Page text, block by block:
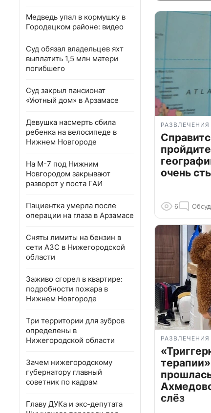
Медведь упал в кормушку в
Городецком районе: видео
Суд обязал владельцев яхт
выплатить 1,5 млн матери
погибшего
Суд закрыл пансионат
«Уютный дом» в Арзамасе
Девушка насмерть сбила
ребенка на велосипеде в
Нижнем Новгороде
На М-7 под Нижним
Новгородом закрывают
разворот у поста ГАИ
Пациентка умерла после
операции на глаза в Арзамасе
Сняты лимиты на бензин в
сети АЗС в Нижегородской
области
Заживо сгорел в квартире:
подробности пожара в
Нижнем Новгороде
Три территории для зубров
определены в
Нижегородской области
Зачем нижегородскому
губернатору главный
советник по кадрам
Главу ДУКа и экс-депутата
РАЗВЛЕЧЕНИЯ
очень
6
РАЗВЛЕЧЕНИЯ
слёз